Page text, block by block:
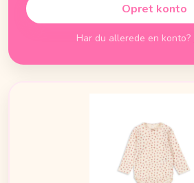
Opret konto
Har du allerede en konto?